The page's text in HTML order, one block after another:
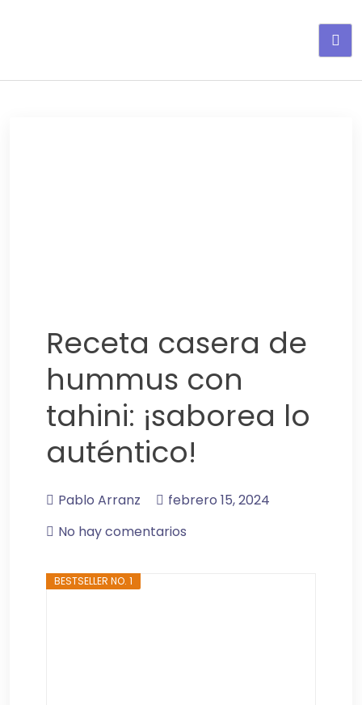
Receta casera de
hummus con
tahini: ¡saborea lo
auténtico!
Pablo Arranz
febrero 15, 2024
No hay comentarios
BESTSELLER NO. 1